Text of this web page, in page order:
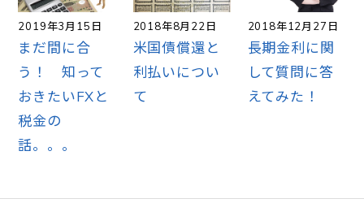
2019年3月15日
まだ間に合
う！ 知って
おきたいFXと
税金の
話。。。
2018年8月22日
米国債償還と
利払いについ
て
2018年12月27日
長期金利に関
して質問に答
えてみた！